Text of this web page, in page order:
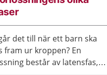
det till när ett barn ska
fram ur kroppen? En
består av latensfas,